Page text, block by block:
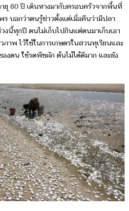
ยุ 60 ปี เดินทางมากับครอบครัวจากพื้นที่
บอกว่าตนรู้ข่าวตั้งแต่เมื่อคืนว่ามีปลา
งนี้ทุกปี ตนไม่เก็บไปกินแต่ตนมาเก็บเอา
พ ไว้ใช้ในการเกษตรในสวนทุเรียนและ
งตน ใช้รดพืชผัก ต้นไม้ได้ดีมาก และยัง